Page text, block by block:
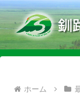
ホーム